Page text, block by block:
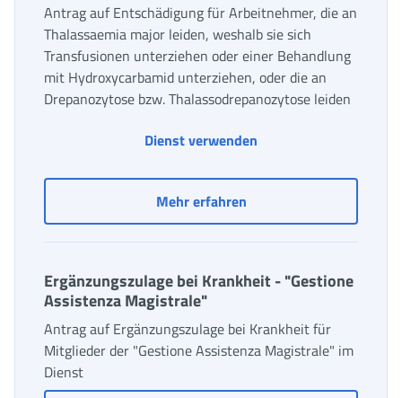
Antrag auf Entschädigung für Arbeitnehmer, die an
Thalassaemia major leiden, weshalb sie sich
Transfusionen unterziehen oder einer Behandlung
mit Hydroxycarbamid unterziehen, oder die an
Drepanozytose bzw. Thalassodrepanozytose leiden
Dienst verwenden
Mehr erfahrenEntschädigung für
Ergänzungszulage bei Krankheit - "Gestione
Assistenza Magistrale"
Antrag auf Ergänzungszulage bei Krankheit für
Mitglieder der "Gestione Assistenza Magistrale" im
Dienst